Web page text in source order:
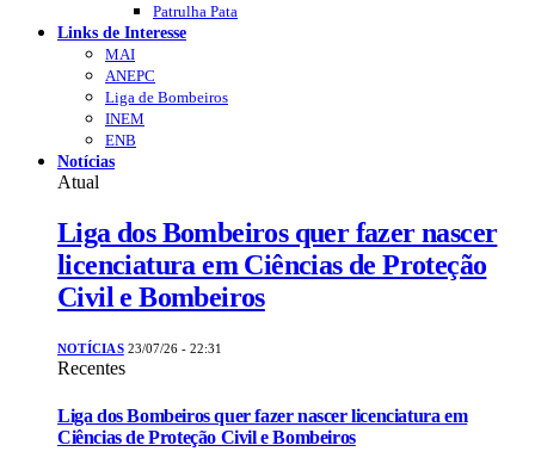
Patrulha Pata
Links de Interesse
MAI
ANEPC
Liga de Bombeiros
INEM
ENB
Notícias
Atual
Liga dos Bombeiros quer fazer nascer
licenciatura em Ciências de Proteção
Civil e Bombeiros
NOTÍCIAS 23/07/26 - 22:31
Recentes
Liga dos Bombeiros quer fazer nascer licenciatura em
Ciências de Proteção Civil e Bombeiros